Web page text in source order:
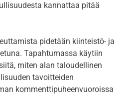
kannattaa pitää
pidetään kiinteistö- ja
Tapahtumassa käytiin
miten alan taloudellinen
tavoitteiden
kommenttipuheenvuoroissa